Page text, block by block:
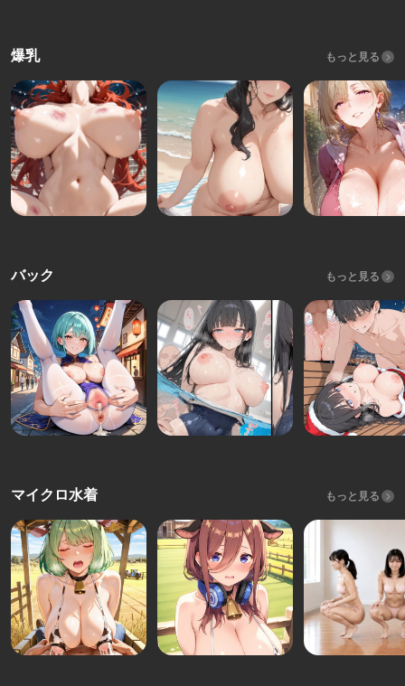
爆乳 もっと見る
バック もっと見る
マイクロ水着 もっと見る